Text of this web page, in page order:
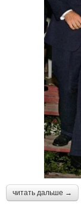
читать дальше →